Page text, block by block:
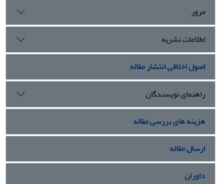
مرور
اطلاعات نشریه
اصول اخلاقی انتشار مقاله
راهنمای نویسندگان
هزینه های بررسی مقاله
ارسال مقاله
داوران